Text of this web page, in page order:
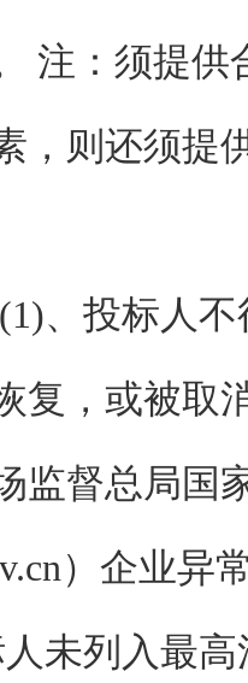
注：须提
，则还须提
(1)、投标人
复，或被取
监督总局国
）企业
未列入最